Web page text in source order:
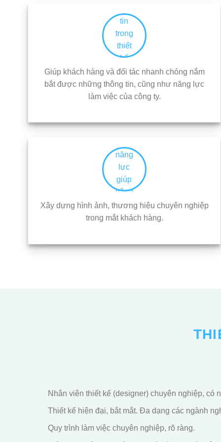
Giúp khách hàng và đối tác nhanh chóng nắm
bắt được những thông tin, cũng như năng lực
làm việc của công ty.
Xây dựng hình ảnh, thương hiệu chuyên nghiệp
trong mắt khách hàng.
Nhân viên thiết kế (designer) chuyên nghiệp, có
Thiết kế hiện đại, bắt mắt. Đa dạng các ngành
Quy trình làm việc chuyên nghiệp, rõ ràng.